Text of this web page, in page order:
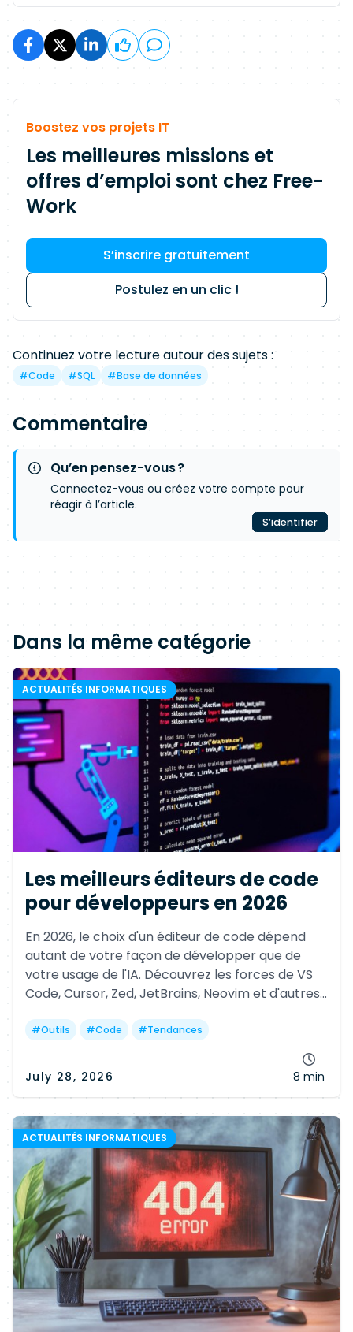
Boostez vos projets IT
Les meilleures missions et
offres d’emploi sont chez Free-
Work
S’inscrire gratuitement
Postulez en un clic !
Continuez votre lecture autour des sujets :
#Code #SQL #Base de données
Commentaire
Qu’en pensez-vous ?
Connectez-vous ou créez votre compte pour
réagir à l’article.
S’identifier
Dans la même catégorie
ACTUALITÉS INFORMATIQUES
Les meilleurs éditeurs de code
pour développeurs en 2026
En 2026, le choix d'un éditeur de code dépend
autant de votre façon de développer que de
votre usage de l'IA. Découvrez les forces de VS
Code, Cursor, Zed, JetBrains, Neovim et d'autres
votre profil.
#Outils #Code #Tendances
July 28, 2026 8 min
ACTUALITÉS INFORMATIQUES